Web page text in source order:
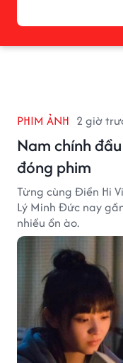
PHIM ẢNH 2 giờ
Nam chính
đóng phim
Từng cùng Điền Hi
Lý Minh Đức nay
nhiều ồn ào.